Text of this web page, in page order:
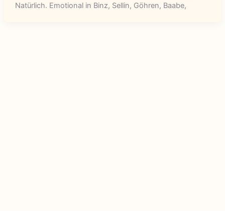
Natürlich. Emotional in Binz, Sellin, Göhren, Baabe,